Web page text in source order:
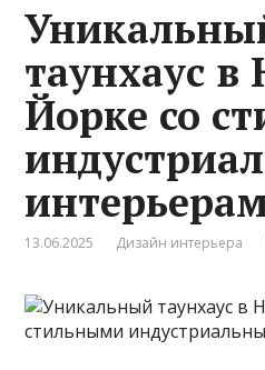
таунхаус
Йорке со
13.06.2025 Дизайн интерьера